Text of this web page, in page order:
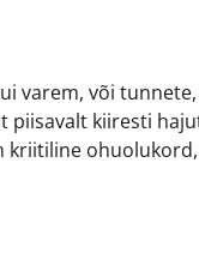
varem, või
piisavalt kiiresti
kriitiline